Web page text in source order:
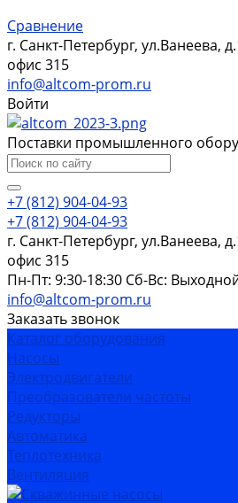
Сравнение
г. Санкт-Петербург, ул.Ванеева,
офис 315
info@altcom-prom.ru
Войти
Поставки промышленного
+7 (812) 904-04-93
+7 (812) 904-04-93
г. Санкт-Петербург, ул.Ванеева,
офис 315
Пн-Пт: 9:30-18:30 Cб-Вс:
info@altcom-prom.ru
Заказать звонок
Каталог оборудования
Насосы
Электродвигатели
Преобразователи частоты
Редукторы
Автоматика
Теплотехника
Вентиляция